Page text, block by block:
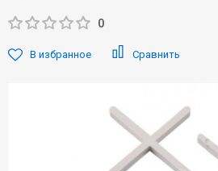
0
В избранное Сравнить